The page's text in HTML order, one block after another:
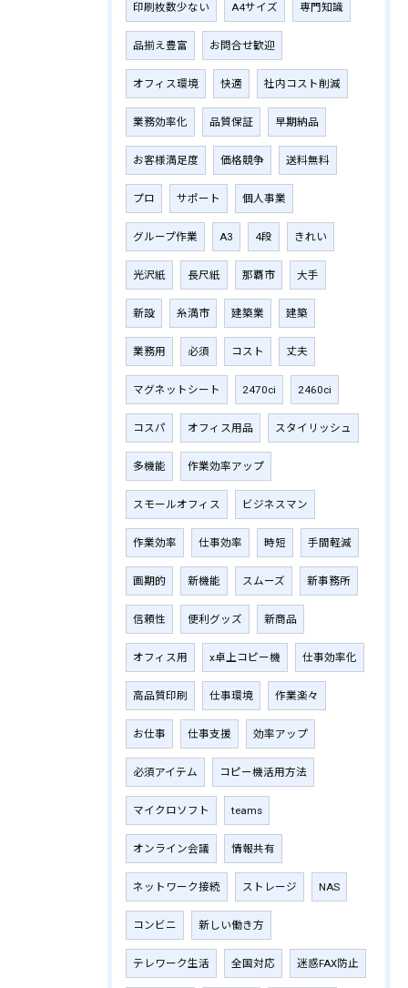
印刷枚数少ない A4サイズ 専門知識
品揃え豊富 お問合せ歓迎
オフィス環境 快適 社内コスト削減
業務効率化 品質保証 早期納品
お客様満足度 価格競争 送料無料
プロ サポート 個人事業
グループ作業 A3 4段 きれい
光沢紙 長尺紙 那覇市 大手
新設 糸満市 建築業 建築
業務用 必須 コスト 丈夫
マグネットシート 2470ci 2460ci
コスパ オフィス用品 スタイリッシュ
多機能 作業効率アップ
スモールオフィス ビジネスマン
作業効率 仕事効率 時短 手間軽減
画期的 新機能 スムーズ 新事務所
信頼性 便利グッズ 新商品
オフィス用 x卓上コピー機 仕事効率化
高品質印刷 仕事環境 作業楽々
お仕事 仕事支援 効率アップ
必須アイテム コピー機活用方法
マイクロソフト teams
オンライン会議 情報共有
ネットワーク接続 ストレージ NAS
コンビニ 新しい働き方
テレワーク生活 全国対応 迷惑FAX防止